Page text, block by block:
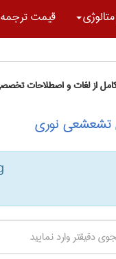
قیمت ترجمه
از لغات و اصطلاحات
تشعشعی نوری